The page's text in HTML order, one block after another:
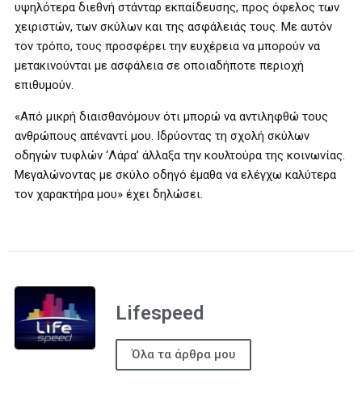
υψηλότερα διεθνή στάνταρ εκπαίδευσης, προς όφελος των
χειριστών, των σκύλων και της ασφάλειάς τους. Με αυτόν
τον τρόπο, τους προσφέρει την ευχέρεια να μπορούν να
μετακινούνται με ασφάλεια σε οποιαδήποτε περιοχή
επιθυμούν.
«Από μικρή διαισθανόμουν ότι μπορώ να αντιληφθώ τους
ανθρώπους απέναντί μου. Ιδρύοντας τη σχολή σκύλων
οδηγών τυφλών ‘Λάρα’ άλλαξα την κουλτούρα της κοινωνίας.
Μεγαλώνοντας με σκύλο οδηγό έμαθα να ελέγχω καλύτερα
τον χαρακτήρα μου» έχει δηλώσει.
Lifespeed
Όλα τα άρθρα μου